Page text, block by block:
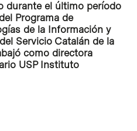
durante el último período
Programa de
de la Información y
Servicio Catalán de la
como directora
USP Instituto